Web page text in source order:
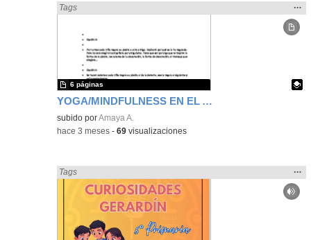
YOGA/MINDFULNESS EN EL AULA: ESTRATEGIAS PARA EL BIENESTAR Y LA ATENCIÓN PLENA.
Encontrado «Interdisciplinar» en:
Tags
la
…
Contenido educativo.
subido porAmaya A.
6 páginas
-hace 3 meses -69 visualizaciones
Encontrado «Interdisciplinar» en:
Tags
la
…